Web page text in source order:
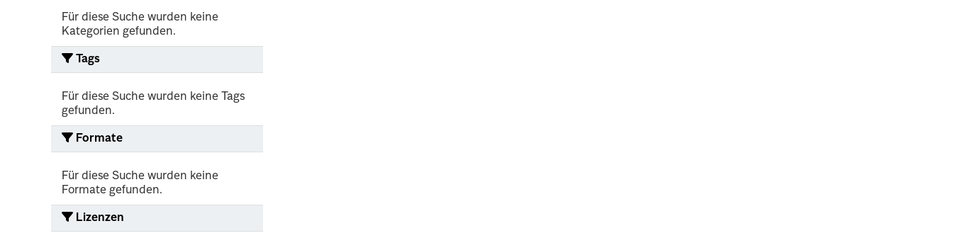
Für diese Suche wurden keine
Kategorien gefunden.
Tags
Für diese Suche wurden keine Tags
gefunden.
Formate
Für diese Suche wurden keine
Formate gefunden.
Lizenzen